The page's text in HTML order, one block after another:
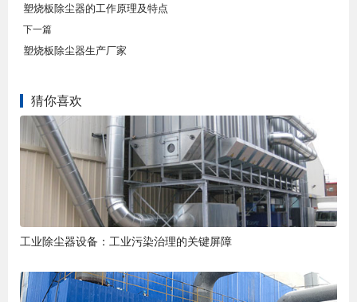
塑烧板除尘器的工作原理及特点
下一篇
塑烧板除尘器生产厂家
猜你喜欢
工业除尘器设备：工业污染治理的关键屏障